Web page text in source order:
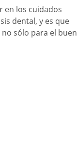
en los cuidados
dental, y es que
sólo para el buen